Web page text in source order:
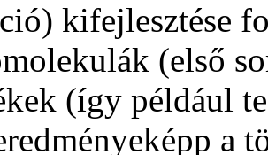
kifejlesztése
(első
(így például
a